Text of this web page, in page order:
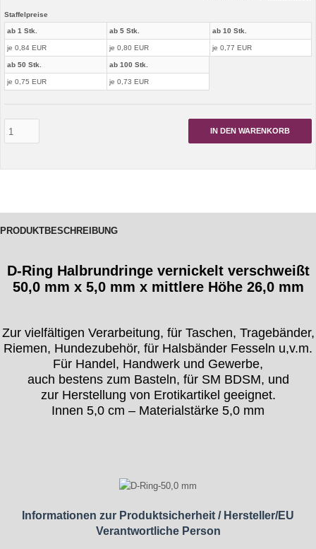
Staffelpreise
ab 1 Stk.
je 0,84 EUR
ab 5 Stk.
je 0,80 EUR
ab 10 Stk.
je 0,77 EUR
ab 50 Stk.
je 0,75 EUR
ab 100 Stk.
je 0,73 EUR
IN DEN WARENKORB
PRODUKTBESCHREIBUNG
D-Ring Halbrundringe vernickelt verschweißt
50,0 mm x 5,0 mm x mittlere Höhe 26,0 mm
Zur vielfältigen Verarbeitung, für Taschen, Tragebänder,
Riemen, Hundezubehör, für Halsbänder Fesseln u,v.m.
Für Handel, Handwerk und Gewerbe,
auch bestens zum Basteln, für SM BDSM, und
zur Herstellung von Erotikartikel geeignet.
Innen 5,0 cm – Materialstärke 5,0 mm
Informationen zur Produktsicherheit / Hersteller/EU
Verantwortliche Person